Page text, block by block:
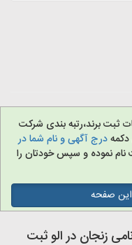
ثبت برند،رتبه بندی شرکت
درج آگهی و نام شما در
نموده و سپس خودتان را
این صفحه
زنجان در الو ثبت